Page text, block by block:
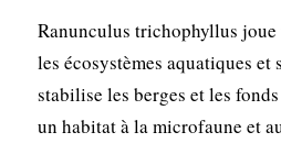
Ranunculus trichophyllus
les écosystèmes aquatiques
stabilise les berges et les
un habitat à la microfaune et